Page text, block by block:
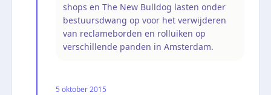
shops en The New Bulldog lasten onder
bestuursdwang op voor het verwijderen
van reclameborden en rolluiken op
verschillende panden in Amsterdam.
5 oktober 2015